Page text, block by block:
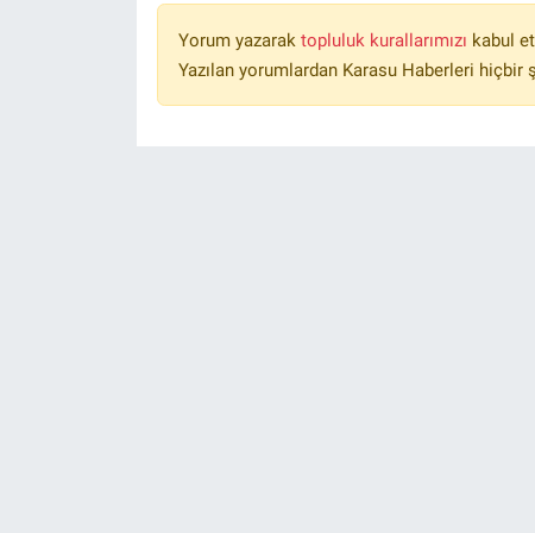
Yorum yazarak topluluk kurallarımızı kabul
Yazılan yorumlardan Karasu Haberleri